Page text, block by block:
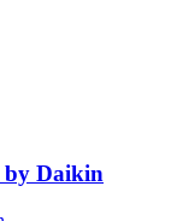
by Daikin